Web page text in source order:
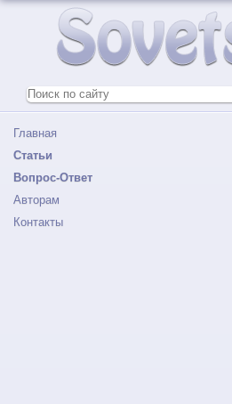
Главная
Статьи
Вопрос-Ответ
Авторам
Контакты